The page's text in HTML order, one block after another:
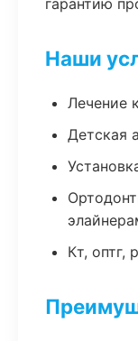
гарантию
Наши
Лечение
Детская
Кт, оптг,